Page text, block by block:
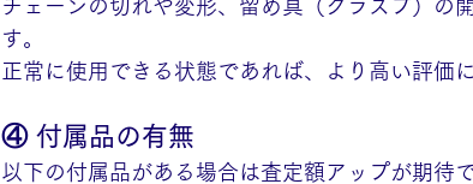
チェーンの切れや変形、留め具（クラスプ）の
す。
正常に使用できる状態であれば、より高い評価
④ 付属品の有無
以下の付属品がある場合は査定額アップが期待で